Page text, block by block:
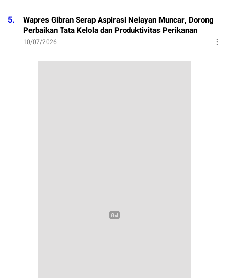
5.
Wapres Gibran Serap Aspirasi Nelayan Muncar, Dorong
Perbaikan Tata Kelola dan Produktivitas Perikanan
10/07/2026